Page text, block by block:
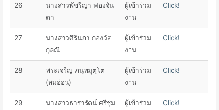
26
นางสาว​พัชรี​ญา ​ฟอง​จัน​
ตา​
ผู้เข้าร่วม
งาน
Click!
27
นางสาวศิรินภา กองวัส
กุลณี
ผู้เข้าร่วม
งาน
Click!
28
พระเจริญ ภนฺทมุตฺโต
(สมอ่อน)
ผู้เข้าร่วม
งาน
Click!
29
นางสาวธารารัตน์ ศรีชุ่ม
ผู้เข้าร่วม
Click!